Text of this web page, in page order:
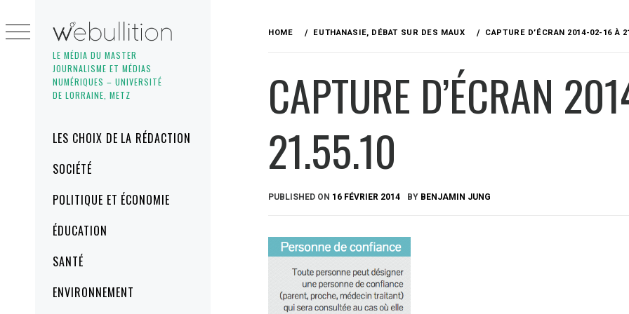
LE MÉDIA DU MASTER
JOURNALISME ET MÉDIAS
NUMÉRIQUES – UNIVERSITÉ
DE LORRAINE, METZ
MenuLES CHOIX DE LA RÉDACTION
SOCIÉTÉ
POLITIQUE ET ÉCONOMIE
ÉDUCATION
SANTÉ
ENVIRONNEMENT
to
content
HOME EUTHANASIE, DÉBAT SUR DES MAUX CAPTURE D’ÉCRAN 2014-02-16 À
CAPTURE D’ÉCRAN
21.55.10
PUBLISHED ON 16 FÉVRIER 2014 BY BENJAMIN JUNG